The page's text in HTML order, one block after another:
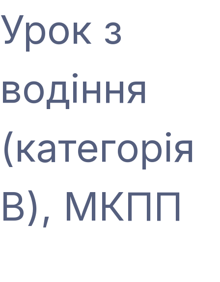
Урок з
водіння
(категорія
В), МКПП